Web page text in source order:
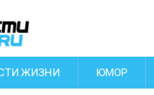
ЖИЗНИ ЮМОР